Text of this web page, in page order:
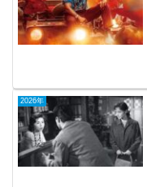
2026年